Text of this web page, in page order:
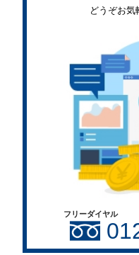
どうぞお気
フリーダイヤル